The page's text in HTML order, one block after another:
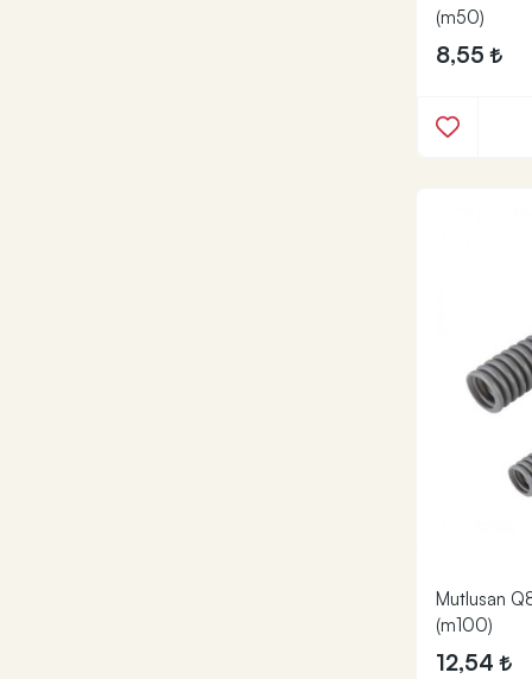
(m50)
8,55
Mutlusan
(m100)
12,54